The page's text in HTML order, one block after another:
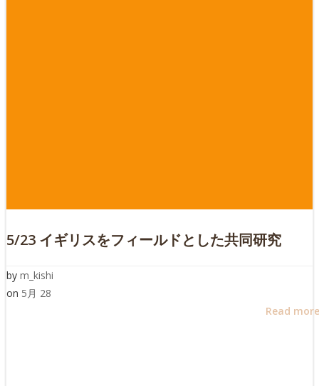
5/23 イギリスをフィールドとした共同研究
by m_kishi
on 5月 28
Read more